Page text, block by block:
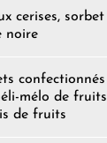
cerises, sorbet
noire
confectionnés
mélo de fruits
de fruits